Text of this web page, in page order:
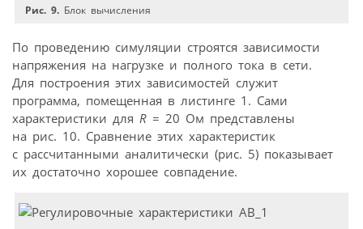
Рис. 9. Блок вычисления
По проведению симуляции строятся зависимости
напряжения на нагрузке и полного тока в сети.
Для построения этих зависимостей служит
программа, помещенная в листинге 1. Сами
характеристики для R = 20 Ом представлены
на рис. 10. Сравнение этих характеристик
с рассчитанными аналитически (рис. 5) показывает
их достаточно хорошее совпадение.